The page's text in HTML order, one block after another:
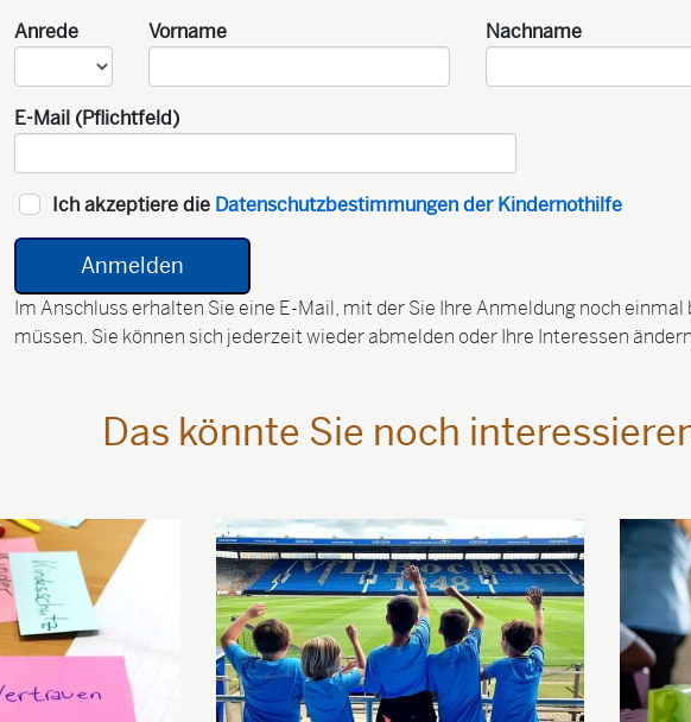
Anrede Vorname Nachname
E-Mail (Pflichtfeld)
Ich akzeptiere die Datenschutzbestimmungen der Kindernothilfe
Im Anschluss erhalten Sie eine E-Mail, mit der Sie Ihre Anmeldung noch
müssen. Sie können sich jederzeit wieder abmelden oder Ihre Interessen
Das könnte Sie noch